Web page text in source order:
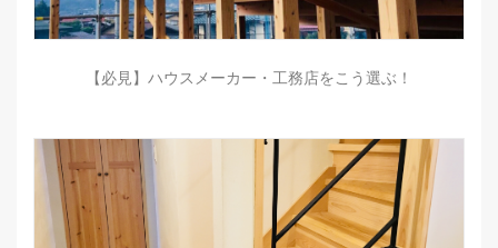
【必見】ハウスメーカー・工務店をこう選ぶ！